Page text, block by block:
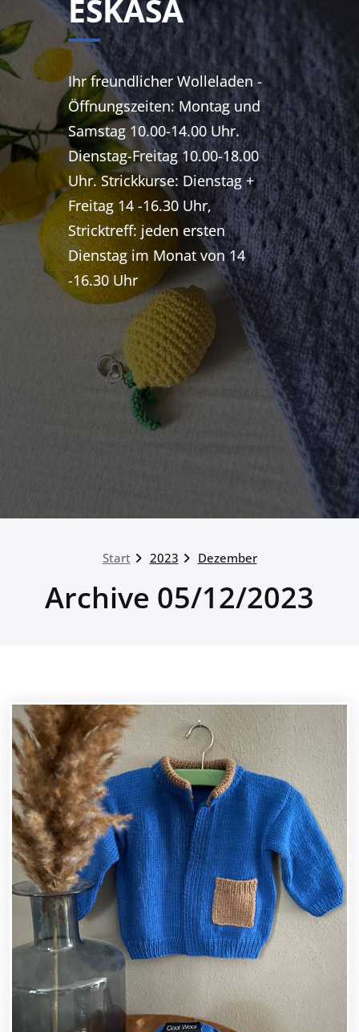
ESKASA
Ihr freundlicher Wolleladen -
Öffnungszeiten: Montag und
Samstag 10.00-14.00 Uhr.
Dienstag-Freitag 10.00-18.00
Uhr. Strickkurse: Dienstag +
Freitag 14 -16.30 Uhr,
Stricktreff: jeden ersten
Dienstag im Monat von 14
-16.30 Uhr
Start 2023 Dezember
Archive 05/12/2023